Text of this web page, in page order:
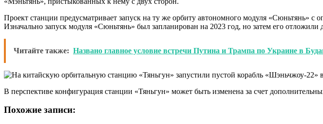
Проект станции предусматривает запуск на ту же орбиту автономного модуля «Сюньтянь»
Изначально запуск модуля «Сюньтянь» был запланирован на 2023 год, но затем его отложили
Читайте также: Названо главное условие встречи Путина и Трампа по Украине в
В перспективе конфигурация станции «Тяньгун» может быть изменена за счет
Похожие записи: